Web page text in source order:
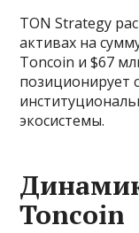
TON Strategy
активах на
Toncoin и $67
позиционирует
экосистемы.
Toncoin